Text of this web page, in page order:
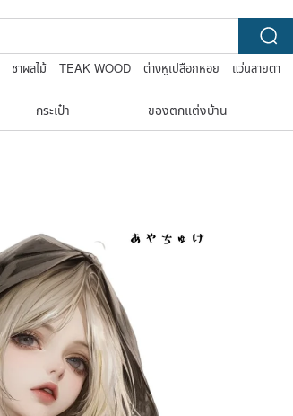
ชาผลไม้ TEAK WOOD ต่างหูเปลือกหอย
แว่นสายตา
กระเป๋า ของตกแต่งบ้าน